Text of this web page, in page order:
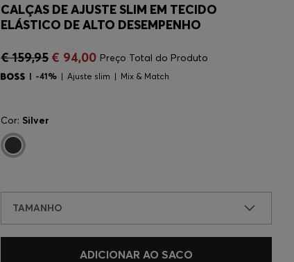
CALÇAS DE AJUSTE SLIM EM TECIDO
ELÁSTICO DE ALTO DESEMPENHO
€ 159,95 € 94,00 Preço Total do Produto
-41% Ajuste slim Mix & Match
Cor: Silver
TAMANHO
ADICIONAR AO SACO